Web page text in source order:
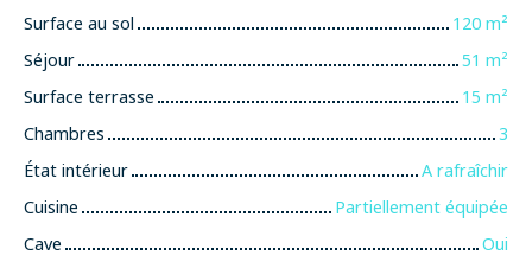
Surface au sol
120 m²
Séjour
51 m²
Surface terrasse
15 m²
Chambres
3
État intérieur
A rafraîchir
Cuisine
Partiellement équipée
Cave
Oui